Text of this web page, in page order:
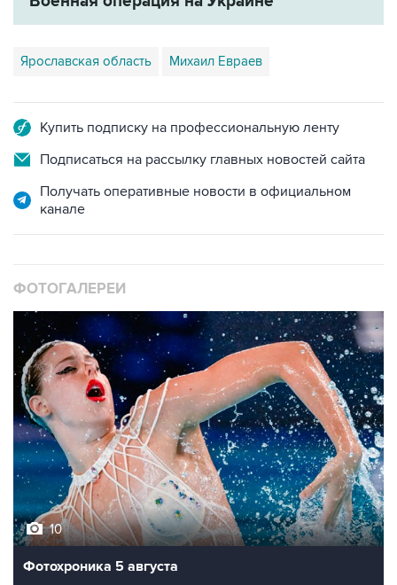
Ярославская область Михаил Евраев
Купить подписку на профессиональную ленту
Подписаться на рассылку главных новостей сайта
Получать оперативные новости в официальном
канале
ФОТОГАЛЕРЕИ
10
Фотохроника 5 августа